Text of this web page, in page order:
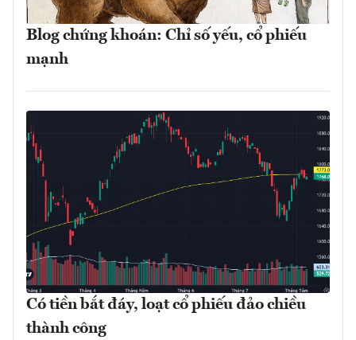
Blog chứng khoán: Chỉ số yếu, cổ phiếu
mạnh
Có tiền bắt đáy, loạt cổ phiếu đảo chiều
thành công